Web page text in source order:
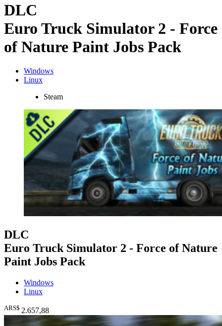
DLC
Euro Truck Simulator 2 - Force
of Nature Paint Jobs Pack
Windows
Linux
Steam
DLC
Euro Truck Simulator 2 - Force of Nature
Paint Jobs Pack
Windows
Linux
ARS$ 2.657,88